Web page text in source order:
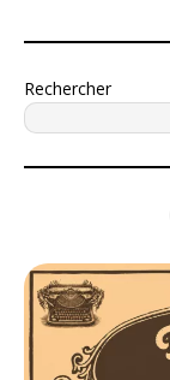
Rechercher